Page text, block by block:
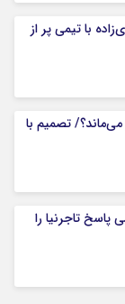
با تیمی پر از
می‌ماند؟/ تصمیم با
پاسخ تاجرنیا را